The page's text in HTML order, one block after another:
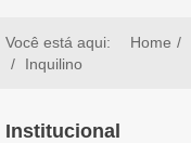
Você está aqui: Home
Inquilino
Institucional